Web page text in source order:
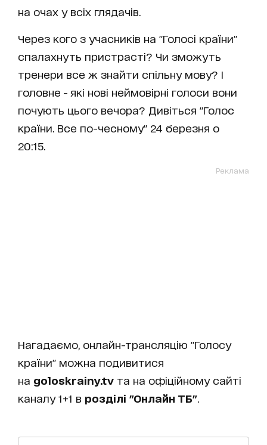
на очах у всіх глядачів.
Через кого з учасників на "Голосі країни"
спалахнуть пристрасті? Чи зможуть
тренери все ж знайти спільну мову? І
головне - які нові неймовірні голоси вони
почують цього вечора? Дивіться "Голос
країни. Все по-чесному" 24 березня о
20:15.
Реклама
Нагадаємо, онлайн-трансляцію "Голосу
країни" можна подивитися
на goloskrainy.tv та на офіційному сайті
каналу 1+1 в розділі "Онлайн ТБ"